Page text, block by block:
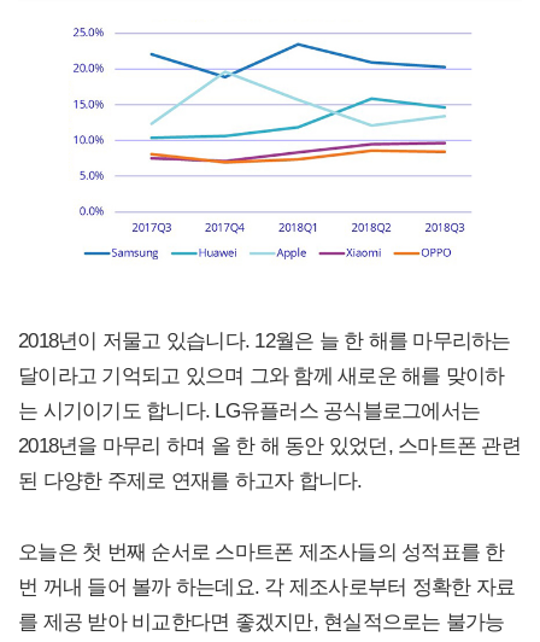
2018년이 저물고 있습니다. 12월은 늘 한 해를 마무리하는
달이라고 기억되고 있으며 그와 함께 새로운 해를 맞이하
는 시기이기도 합니다. LG유플러스 공식블로그에서는
2018년을 마무리 하며 올 한 해 동안 있었던, 스마트폰 관련
된 다양한 주제로 연재를 하고자 합니다.
오늘은 첫 번째 순서로 스마트폰 제조사들의 성적표를 한
번 꺼내 들어 볼까 하는데요. 각 제조사로부터 정확한 자료
를 제공 받아 비교한다면 좋겠지만, 현실적으로는 불가능